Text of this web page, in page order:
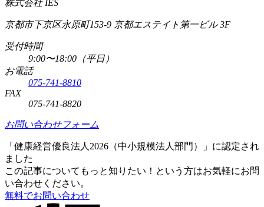
株式会社 IES
京都市下京区永原町153-9 京都エステイト第一ビル 3F
受付時間
9:00〜18:00（平日）
お電話
075-741-8810
FAX
075-741-8820
お問い合わせフォーム
「健康経営優良法人2026（中小規模法人部門）」に認定され
ました
この記事についてもっと知りたい！という方はお気軽にお問
い合わせください。
無料でお問い合わせ